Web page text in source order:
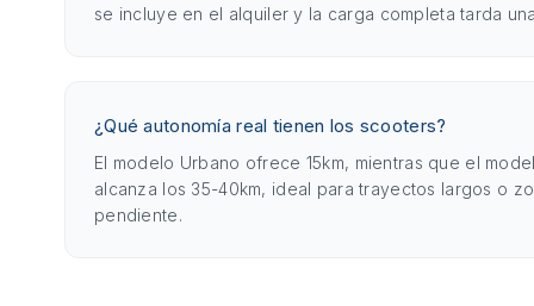
se incluye en el alquiler y la carga completa tarda
¿Qué autonomía real tienen los scooters?
El modelo Urbano ofrece 15km, mientras que el
alcanza los 35-40km, ideal para trayectos largos o
pendiente.